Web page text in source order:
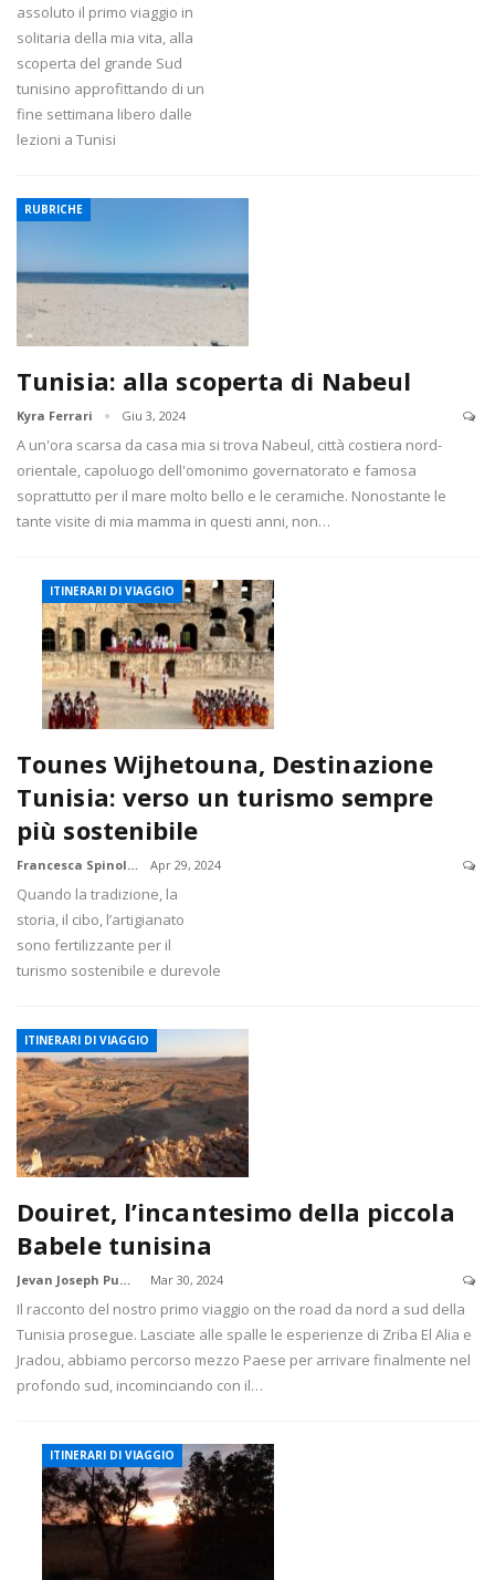
assoluto il primo viaggio in
solitaria della mia vita, alla
scoperta del grande Sud
tunisino approfittando di un
fine settimana libero dalle
lezioni a Tunisi
RUBRICHE
Tunisia: alla scoperta di Nabeul
Kyra Ferrari Giu 3, 2024
A un'ora scarsa da casa mia si trova Nabeul, città costiera nord-
orientale, capoluogo dell'omonimo governatorato e famosa
soprattutto per il mare molto bello e le ceramiche. Nonostante le
tante visite di mia mamma in questi anni, non…
ITINERARI DI VIAGGIO
Tounes Wijhetouna, Destinazione
Tunisia: verso un turismo sempre
più sostenibile
Francesca Spinola Apr 29, 2024
Quando la tradizione, la
storia, il cibo, l’artigianato
sono fertilizzante per il
turismo sostenibile e durevole
ITINERARI DI VIAGGIO
Douiret, l’incantesimo della piccola
Babele tunisina
Jevan Joseph Pudota Mar 30, 2024
Il racconto del nostro primo viaggio on the road da nord a sud della
Tunisia prosegue. Lasciate alle spalle le esperienze di Zriba El Alia e
Jradou, abbiamo percorso mezzo Paese per arrivare finalmente nel
profondo sud, incominciando con il…
ITINERARI DI VIAGGIO